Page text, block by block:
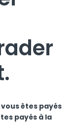
êtes payés
payés à la